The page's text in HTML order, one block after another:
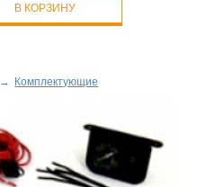
В КОРЗИНУ
→ Комплектующие